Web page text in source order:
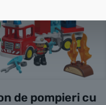
de pompieri cu